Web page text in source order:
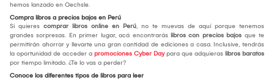
hemos lanzado en Oechsle.
Compra libros a precios bajos en Perú
Si quieres comprar libros online en Perú, no te muevas de aquí porque tenemos
grandes sorpresas. En primer lugar, acá encontrarás libros con precios bajos que te
permitirán ahorrar y llevarte una gran cantidad de ediciones a casa. Inclusive, tendrás
la oportunidad de acceder a promociones Cyber Daypara que adquieras libros baratos
por tiempo limitado. ¿Te lo vas a perder?
Conoce los diferentes tipos de libros para leer